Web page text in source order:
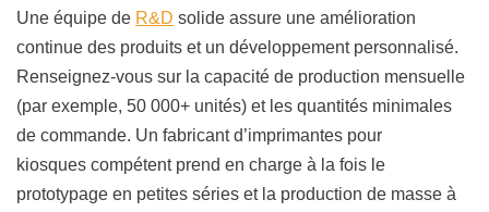
Une équipe de R&D solide assure une amélioration
continue des produits et un développement personnalisé.
Renseignez-vous sur la capacité de production mensuelle
(par exemple, 50 000+ unités) et les quantités minimales
de commande. Un fabricant d’imprimantes pour
kiosques compétent prend en charge à la fois le
prototypage en petites séries et la production de masse à